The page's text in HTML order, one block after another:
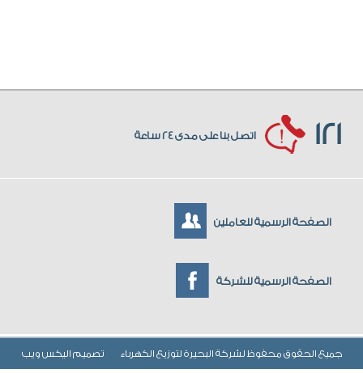
121 اتصل بنا على مدى 24 ساعة
الصفحة الرسمية للعاملين
الصفحة الرسمية للشركة
جميع الحقوق محفوظ لشركة البحيرة لتوزيع الكهرباء تصميم اليكس ويب